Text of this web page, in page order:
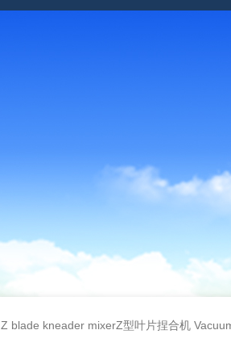
Z blade kneader mixerZ型叶片捏合机